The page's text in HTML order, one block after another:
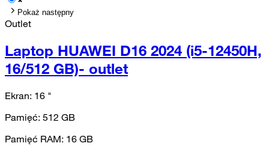
Pokaż następny
Outlet
Laptop HUAWEI D16 2024 (i5-12450H,
16/512 GB)- outlet
Ekran: 16 "
Pamięć: 512 GB
Pamięć RAM: 16 GB